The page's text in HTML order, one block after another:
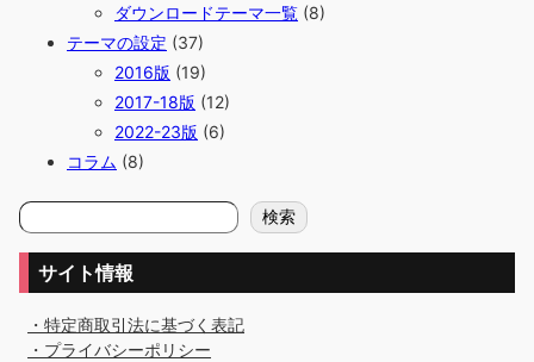
ダウンロードテーマ一覧 (8)
テーマの設定 (37)
2016版 (19)
2017-18版 (12)
2022-23版 (6)
コラム (8)
検
索
検索
サイト情報
・特定商取引法に基づく表記
・プライバシーポリシー